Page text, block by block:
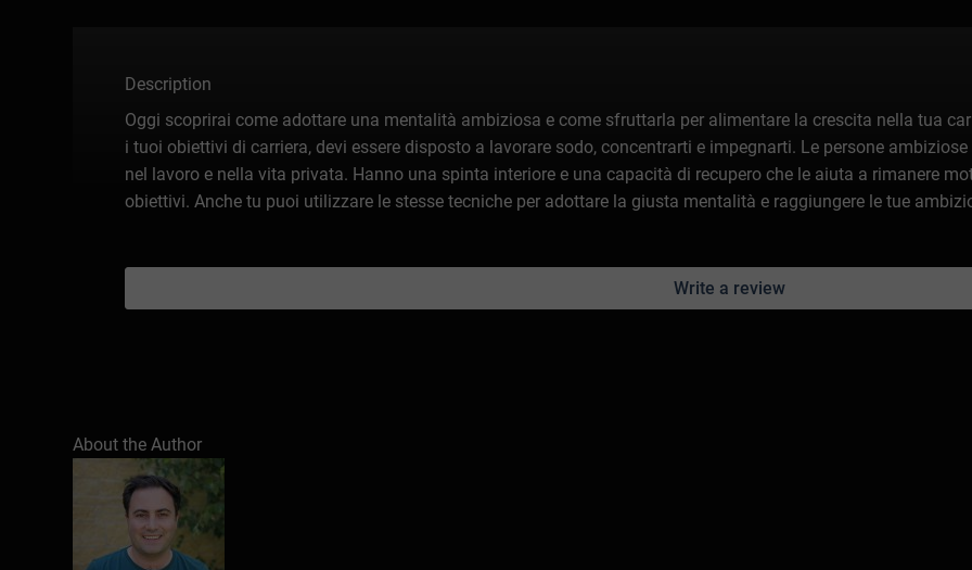
Description
Oggi scoprirai come adottare una mentalità ambiziosa e come sfruttarla per alimentare la crescita nella tua
i tuoi obiettivi di carriera, devi essere disposto a lavorare sodo, concentrarti e impegnarti. Le persone
nel lavoro e nella vita privata. Hanno una spinta interiore e una capacità di recupero che le aiuta a rimanere
obiettivi. Anche tu puoi utilizzare le stesse tecniche per adottare la giusta mentalità e raggiungere le tue
Write a review
About the Author